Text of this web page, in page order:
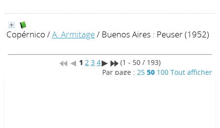
Copérnico /A. Armitage/ Buenos Aires : Peuser (1952)
1 2 3 4
(1 - 50 / 193)
Par page : 25 50 100 Tout afficher